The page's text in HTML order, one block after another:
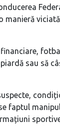
sau să
faptul